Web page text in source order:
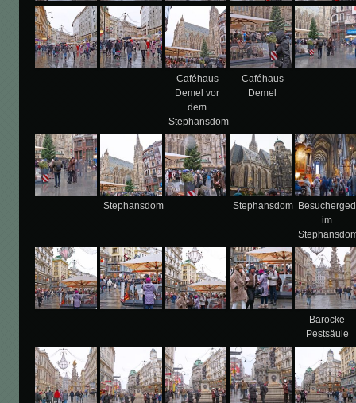
Caféhaus
Demel vor
dem
Stephansdom
Caféhaus
Demel
Stephansdom Stephansdom
im
Barocke
Pestsäule